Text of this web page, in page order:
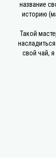
название
историю
Такой
свой чай,